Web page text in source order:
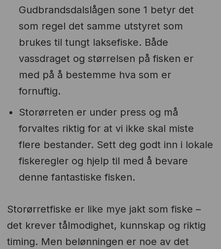
Gudbrandsdalslågen sone 1 betyr det
som regel det samme utstyret som
brukes til tungt laksefiske. Både
vassdraget og størrelsen på fisken er
med på å bestemme hva som er
fornuftig.
Storørreten er under press og må
forvaltes riktig for at vi ikke skal miste
flere bestander. Sett deg godt inn i lokale
fiskeregler og hjelp til med å bevare
denne fantastiske fisken.
Storørretfiske er like mye jakt som fiske –
det krever tålmodighet, kunnskap og riktig
timing. Men belønningen er noe av det